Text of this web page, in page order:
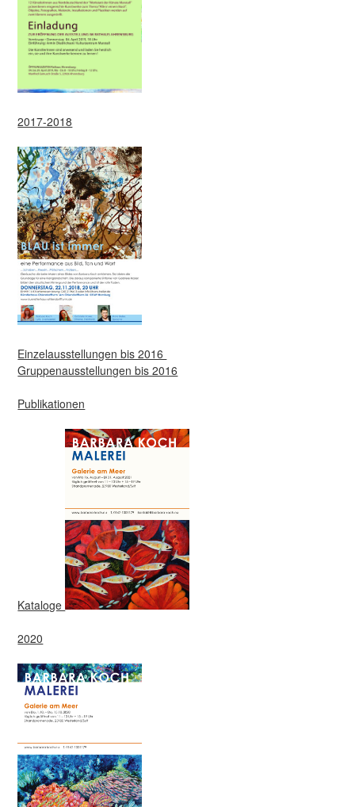
2017-2018
Einzelausstellungen bis 2016
Gruppenausstellungen bis 2016
Publikationen
Kataloge
2020